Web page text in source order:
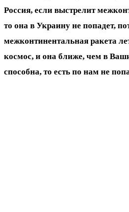
Россия, если выстрелит
то она в Украину не попадет,
межконтинентальная ракета
космос, и она ближе, чем в
способна, то есть по нам не